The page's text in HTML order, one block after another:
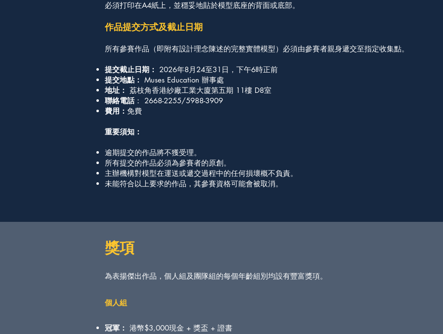
必須打印在A4紙上，並穩妥地貼於模型底座的背面或底部。
作品提交方式及截止日期
​所有參賽作品（即附有設計理念陳述的完整實體模型）必須由參賽者親身遞交至指定收集點。
提交截止日期： 2026年8月24至31日，下午6時正前
提交地點： Muses Education 辦事處
地址： 荔枝⻆⾹港紗廠⼯業⼤廈第五期 11樓 D8室
聯絡電話： 2668-2255/5988-3909
​費用： 免費
重要須知：
逾期提交的作品將不獲受理。
所有提交的作品必須為參賽者的原創。
主辦機構對模型在運送或遞交過程中的任何損壞概不負責。
未能符合以上要求的作品，其參賽資格可能會被取消。
獎項
為表揚傑出作品，個人組及團隊組的每個年齡組別均設有豐富獎項。
個人組
冠軍： 港幣$3,000現金 + 獎盃 + 證書